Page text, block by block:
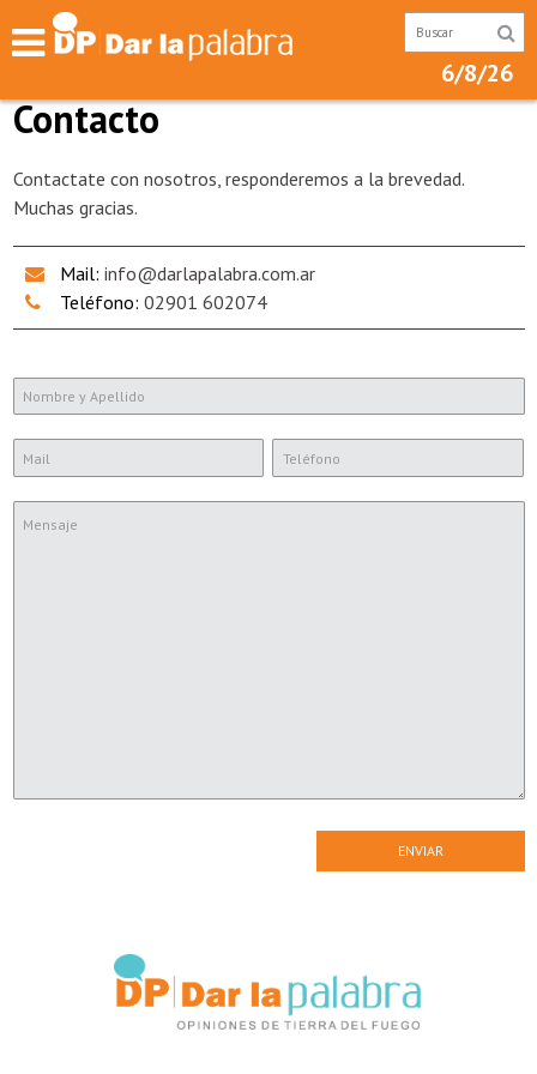
6/8/26
Contacto
Contactate con nosotros, responderemos a la brevedad.
Muchas gracias.
Mail: info@darlapalabra.com.ar
Teléfono: 02901 602074
ENVIAR